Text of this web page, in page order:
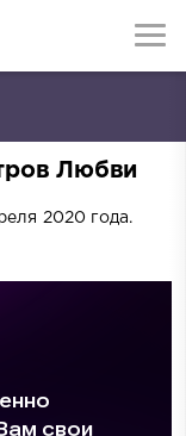
Любви
2020 года.